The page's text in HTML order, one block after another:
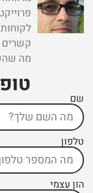
קשרים
מה
שם
טלפון
הון עצמי